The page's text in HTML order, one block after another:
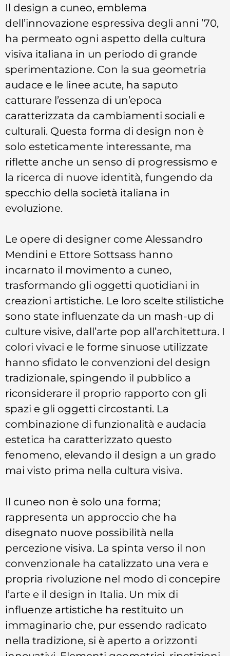
Il design a cuneo, emblema
dell’innovazione espressiva degli anni ’70,
ha permeato ogni aspetto della cultura
visiva italiana in un periodo di grande
sperimentazione. Con la sua geometria
audace e le linee acute, ha saputo
catturare l’essenza di un’epoca
caratterizzata da cambiamenti sociali e
culturali. Questa forma di design non è
solo esteticamente interessante, ma
riflette anche un senso di progressismo e
la ricerca di nuove identità, fungendo da
specchio della società italiana in
evoluzione.
Le opere di designer come Alessandro
Mendini e Ettore Sottsass hanno
incarnato il movimento a cuneo,
trasformando gli oggetti quotidiani in
creazioni artistiche. Le loro scelte stilistiche
sono state influenzate da un mash-up di
culture visive, dall’arte pop all’architettura. I
colori vivaci e le forme sinuose utilizzate
hanno sfidato le convenzioni del design
tradizionale, spingendo il pubblico a
riconsiderare il proprio rapporto con gli
spazi e gli oggetti circostanti. La
combinazione di funzionalità e audacia
estetica ha caratterizzato questo
fenomeno, elevando il design a un grado
mai visto prima nella cultura visiva.
Il cuneo non è solo una forma;
rappresenta un approccio che ha
disegnato nuove possibilità nella
percezione visiva. La spinta verso il non
convenzionale ha catalizzato una vera e
propria rivoluzione nel modo di concepire
l’arte e il design in Italia. Un mix di
influenze artistiche ha restituito un
immaginario che, pur essendo radicato
nella tradizione, si è aperto a orizzonti